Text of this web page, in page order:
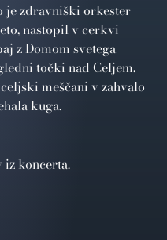
je zdravniški orkester
nastopil v cerkvi
z Domom svetega
točki nad Celjem.
meščani v zahvalo
kuga.
koncerta.